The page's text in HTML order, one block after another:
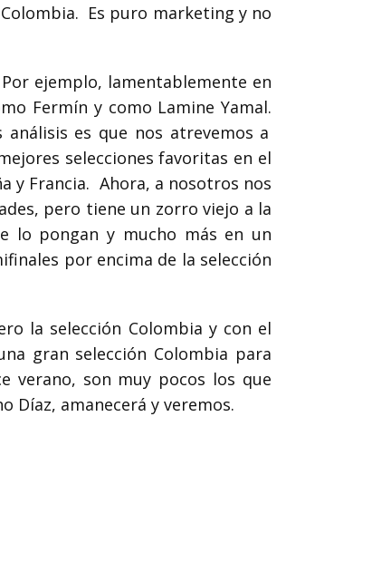
Es puro marketing y no
Por ejemplo, lamentablemente en
Fermín y como Lamine Yamal.
es que nos atrevemos a
selecciones favoritas en el
y Francia. Ahora, a nosotros nos
pero tiene un zorro viejo a la
lo pongan y mucho más en un
por encima de la selección
la selección Colombia y con el
gran selección Colombia para
verano, son muy pocos los que
Díaz, amanecerá y veremos.